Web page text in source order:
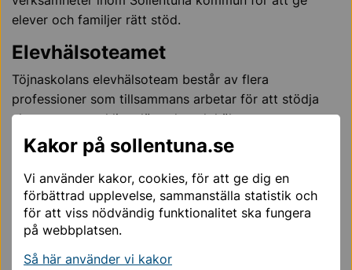
Kakor på sollentuna.se
Vi använder kakor, cookies, för att ge dig en
förbättrad upplevelse, sammanställa statistik och
för att viss nödvändig funktionalitet ska fungera
på webbplatsen.
Så här använder vi kakor
elever och familjer rätt stöd.
Elevhälsoteamet
Töjnaskolans elevhälsoteam består av flera
professioner som tillsammans arbetar för att stödja
elevernas utveckling, lärande och hälsa.
I elevhälsoteamet ingår:
rektor
biträdande rektorer
speciallärare och specialpedagogisk kompetens
skolsköterska
kurator